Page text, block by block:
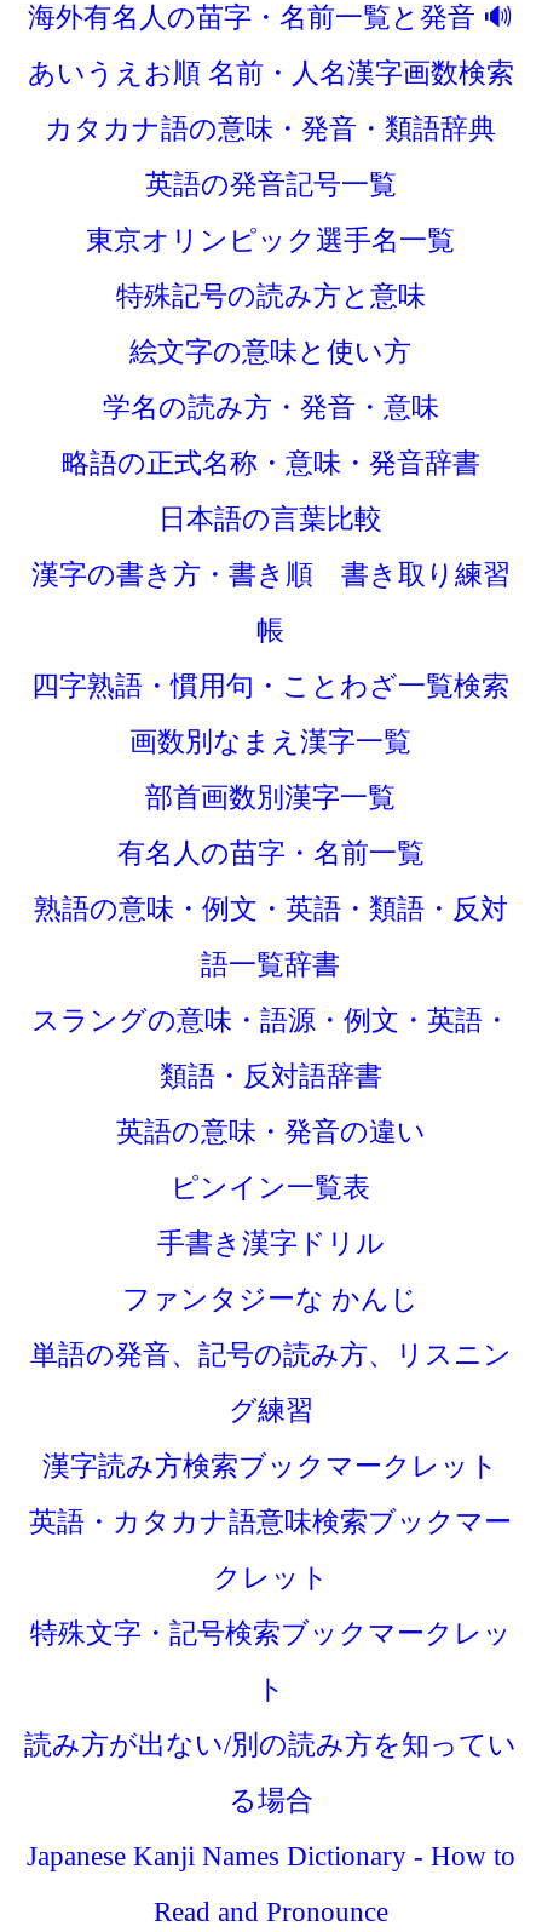
海外有名人の苗字・名前一覧と発音 🔊
あいうえお順 名前・人名漢字画数検索
カタカナ語の意味・発音・類語辞典
英語の発音記号一覧
東京オリンピック選手名一覧
特殊記号の読み方と意味
絵文字の意味と使い方
学名の読み方・発音・意味
略語の正式名称・意味・発音辞書
日本語の言葉比較
漢字の書き方・書き順 書き取り練習
帳
四字熟語・慣用句・ことわざ一覧検索
画数別なまえ漢字一覧
部首画数別漢字一覧
有名人の苗字・名前一覧
熟語の意味・例文・英語・類語・反対
語一覧辞書
スラングの意味・語源・例文・英語・
類語・反対語辞書
英語の意味・発音の違い
ピンイン一覧表
手書き漢字ドリル
ファンタジーな かんじ
単語の発音、記号の読み方、リスニン
グ練習
漢字読み方検索ブックマークレット
英語・カタカナ語意味検索ブックマー
クレット
特殊文字・記号検索ブックマークレッ
ト
読み方が出ない/別の読み方を知ってい
る場合
Japanese Kanji Names Dictionary - How to
Read and Pronounce